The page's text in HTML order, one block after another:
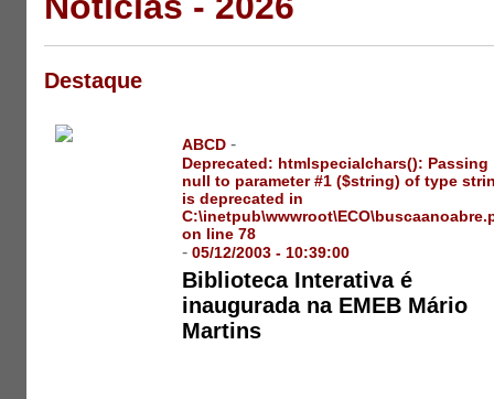
Destaque
ABCD -
Deprecated: htmlspecialchars(): Passing
null to parameter #1 ($string) of type
is deprecated in
on line78
-05/12/2003 - 10:39:00
Biblioteca Interativa é
inaugurada na EMEB Mário
Martins